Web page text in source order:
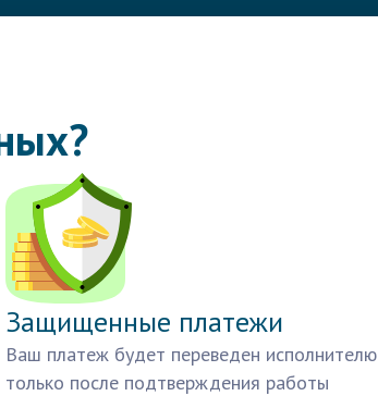
Защищенные платежи
Ваш платеж будет переведен исполнителю
только после подтверждения работы